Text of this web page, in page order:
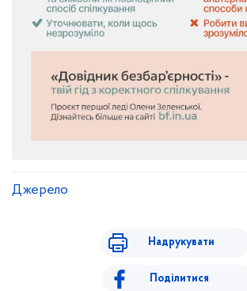
Джерело
Надрукувати
Поділитися